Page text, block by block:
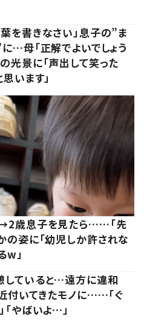
を書きなさい」息子の”ま
…母「正解でよいでしょう
光景に「声出して笑った
思います」
歳息子を見たら……「先
の姿に「幼児しか許されな
w」
していると…遠方に違和
付いてきたモノに……「ぐ
「やばいよ…」